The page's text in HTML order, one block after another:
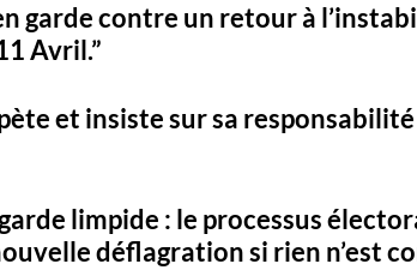
garde contre un retour à
Avril.”
et insiste sur sa responsabilité
limpide : le processus
déflagration si rien n’est